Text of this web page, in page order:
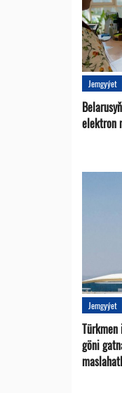
Jemgyýet
elektron
Jemgyýet
Türkmen
göni